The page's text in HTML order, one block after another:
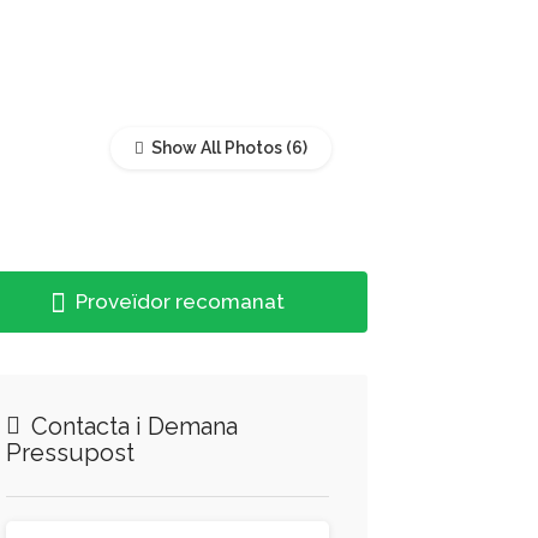
Show All Photos
Proveïdor recomanat
Contacta i Demana
Pressupost